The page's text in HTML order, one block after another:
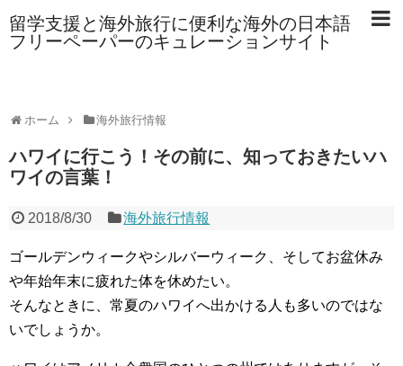
留学支援と海外旅行に便利な海外の日本語
フリーペーパーのキュレーションサイト
ホーム 海外旅行情報
ハワイに行こう！その前に、知っておきたいハ
ワイの言葉！
2018/8/30 海外旅行情報
ゴールデンウィークやシルバーウィーク、そしてお盆休み
や年始年末に疲れた体を休めたい。
そんなときに、常夏のハワイへ出かける人も多いのではな
いでしょうか。